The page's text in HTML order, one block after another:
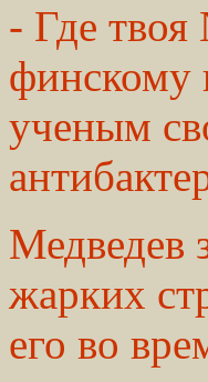
- Где
финскому
ученым
Медведев
жарких
его во